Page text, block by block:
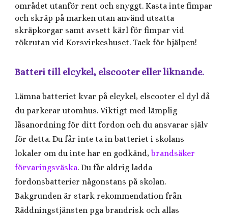
området utanför rent och snyggt. Kasta inte fimpar
och skräp på marken utan använd utsatta
skräpkorgar samt avsett kärl för fimpar vid
rökrutan vid Korsvirkeshuset. Tack för hjälpen!
Batteri till elcykel, elscooter eller liknande.
Lämna batteriet kvar på elcykel, elscooter el dyl då
du parkerar utomhus. Viktigt med lämplig
låsanordning för ditt fordon och du ansvarar själv
för detta. Du får inte ta in batteriet i skolans
lokaler om du inte har en godkänd,brandsäker
förvaringsväska. Du får aldrig ladda
fordonsbatterier någonstans på skolan.
Bakgrunden är stark rekommendation från
Räddningstjänsten pga brandrisk och allas